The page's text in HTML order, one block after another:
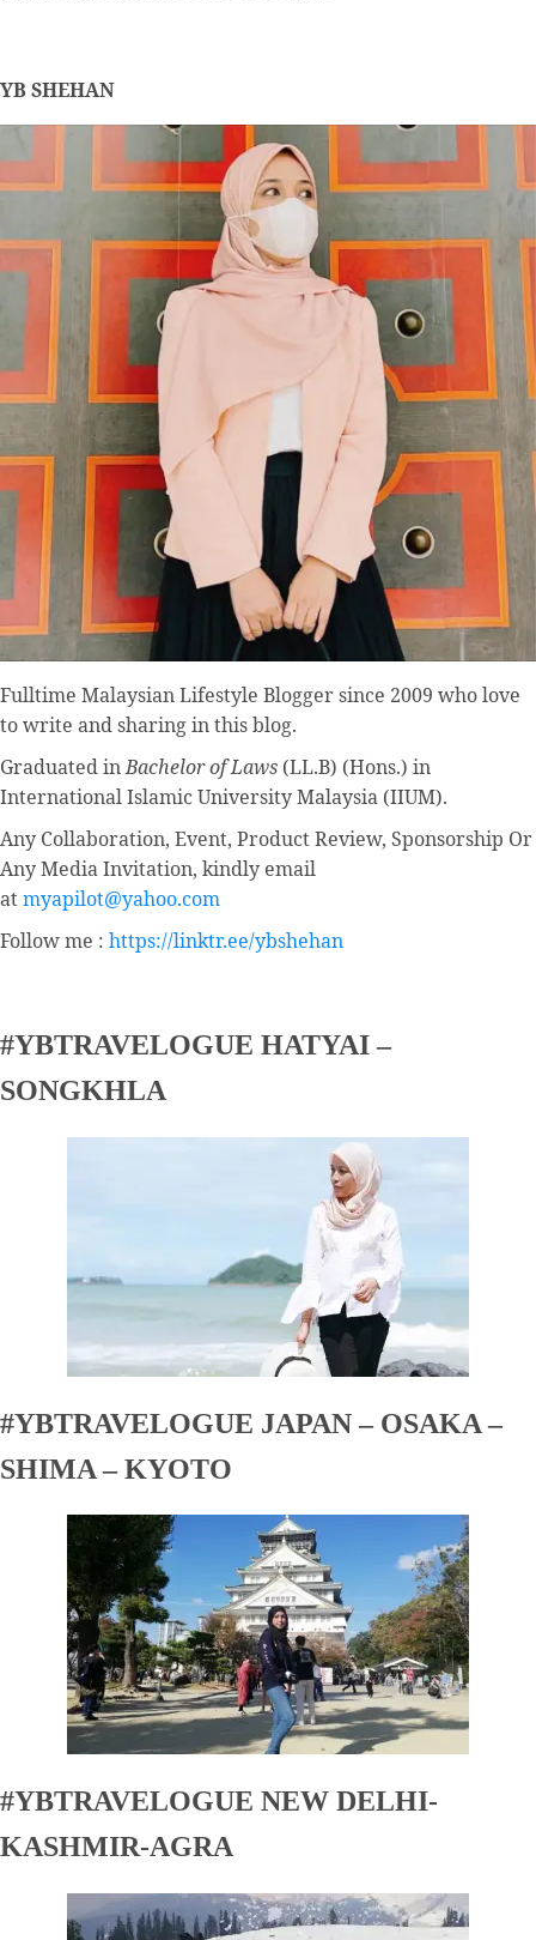
YB SHEHAN
Fulltime Malaysian Lifestyle Bloggersince 2009 who love
to write and sharing in this blog.
Graduated inBachelor of Laws (LL.B) (Hons.) in
International Islamic University Malaysia (IIUM).
Any Collaboration, Event, Product Review, Sponsorship Or
Any Media Invitation, kindly email
atmyapilot@yahoo.com
Follow me : https://linktr.ee/ybshehan
#YBTRAVELOGUE HATYAI –
SONGKHLA
#YBTRAVELOGUE JAPAN – OSAKA –
SHIMA – KYOTO
#YBTRAVELOGUE NEW DELHI-
KASHMIR-AGRA